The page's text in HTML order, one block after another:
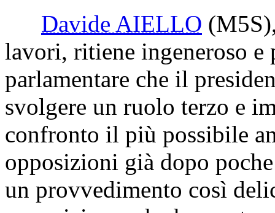
Davide AIELLO (M5S)
lavori, ritiene ingeneroso e
parlamentare che il
svolgere un ruolo terzo e
confronto il più possibile
opposizioni già dopo
un provvedimento così